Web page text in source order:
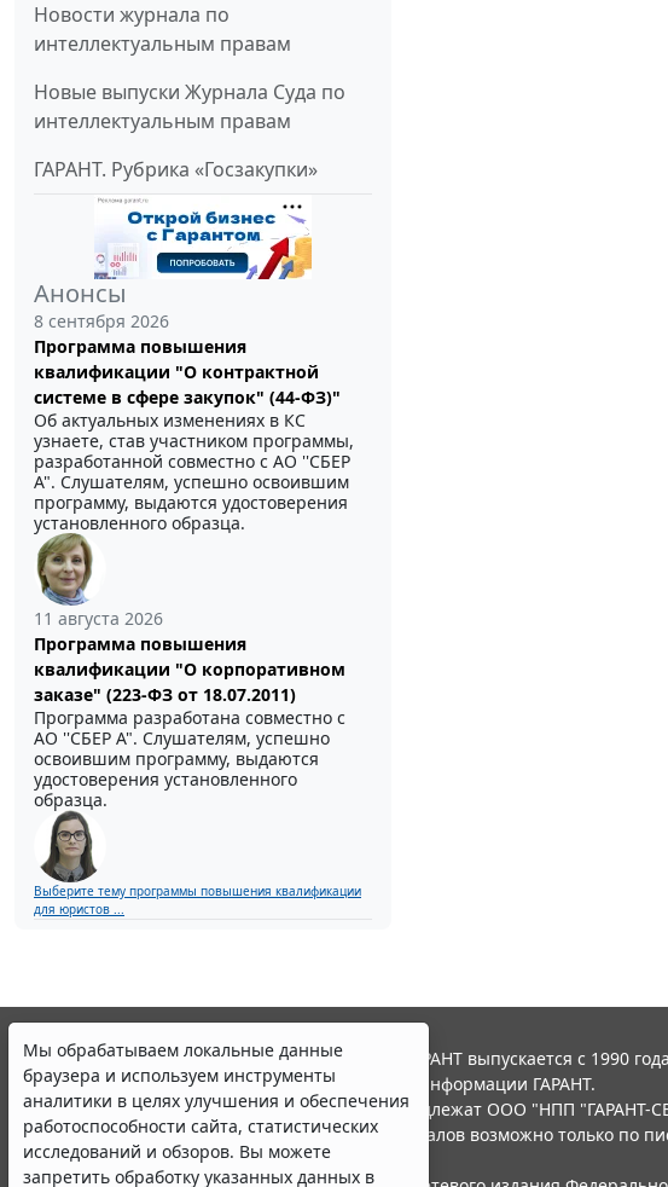
Новости журнала по
интеллектуальным правам
Новые выпуски Журнала Суда по
интеллектуальным правам
ГАРАНТ. Рубрика «Госзакупки»
Анонсы
8 сентября 2026
Программа повышения
квалификации "О контрактной
системе в сфере закупок" (44-ФЗ)"
Об актуальных изменениях в КС
узнаете, став участником программы,
разработанной совместно с АО ''СБЕР
А". Слушателям, успешно освоившим
программу, выдаются удостоверения
установленного образца.
11 августа 2026
Программа повышения
квалификации "О корпоративном
заказе" (223-ФЗ от 18.07.2011)
Программа разработана совместно с
АО ''СБЕР А". Слушателям, успешно
освоившим программу, выдаются
удостоверения установленного
образца.
Выберите тему программы повышения квалификации
для юристов ...
Мы обрабатываем локальные данные
браузера и используем инструменты
аналитики в целях улучшения и обеспечения
работоспособности сайта, статистических
исследований и обзоров. Вы можете
запретить обработку указанных данных в
© ООО "НПП "ГАРАНТ-СЕРВИС", 2026. Система ГАРАНТ выпускается с 1990
участниками Российской ассоциации правовой информации ГАРАНТ.
Все права на материалы сайта ГАРАНТ.РУ принадлежат ООО "НПП "ГАРАНТ-
Полное или частичное воспроизведение материалов возможно только по
Правила использования портала.